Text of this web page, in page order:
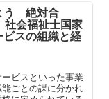
う 絶対合
会福祉士国家
スの組織と経
ビスといった事業
ごとの課に分かれ